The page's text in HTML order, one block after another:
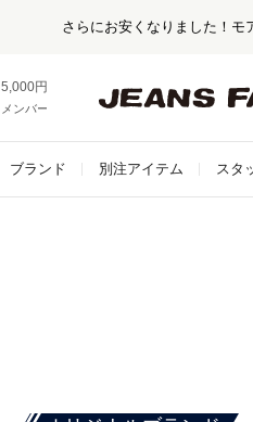
さらにお安くなりました！モ
5,000円以上お買い上げで送料無料！
メンバー登録でお得な情報をゲット。さらに
ブランド 別注アイテム スタ